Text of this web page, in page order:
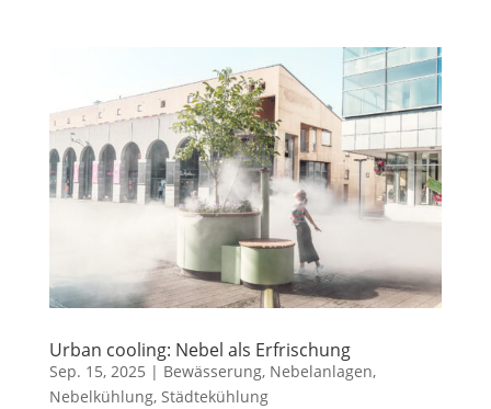
Urban cooling: Nebel als Erfrischung
Sep. 15, 2025 | Bewässerung, Nebelanlagen,
Nebelkühlung, Städtekühlung